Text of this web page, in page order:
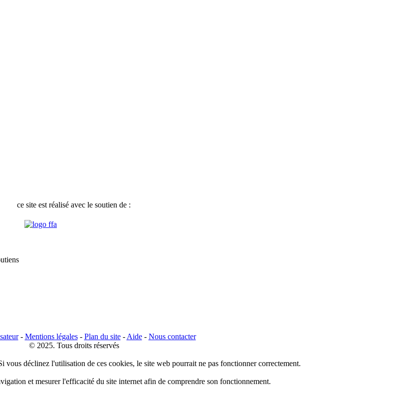
ce site est réalisé avec le soutien de :
- Mentions légales- Plan du site- Aide- Nous contacter
© 2025. Tous droits réservés
déclinez l'utilisation de ces cookies, le site web pourrait ne pas fonctionner correctement.
et mesurer l'efficacité du site internet afin de comprendre son fonctionnement.